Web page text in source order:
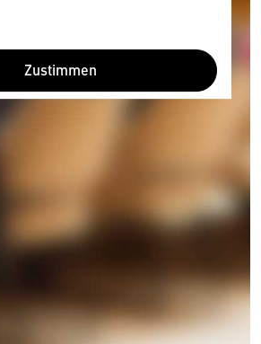
Zustimmen